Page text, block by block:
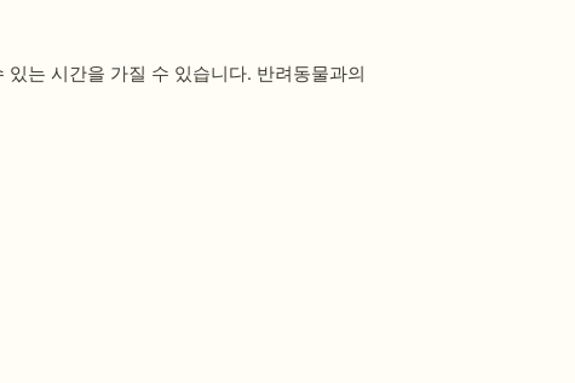
는 시간을 가질 수 있습니다. 반려동물과의